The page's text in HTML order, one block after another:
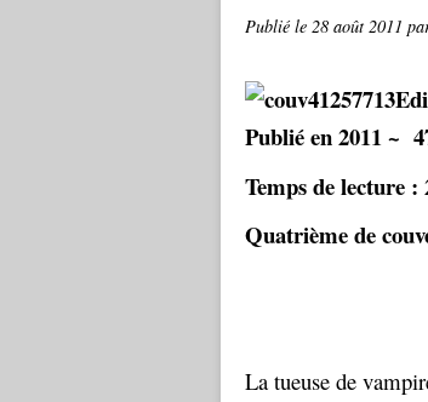
Publié le 28 août 2011
Publié en 2011 ~
Temps de lecture :
Quatrième de
La tueuse de